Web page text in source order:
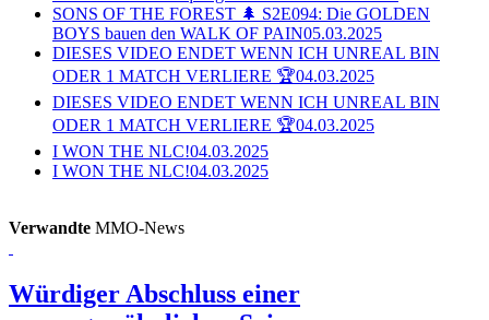
SONS OF THE FOREST 🌲 S2E094: Die GOLDEN
BOYS bauen den WALK OF PAIN05.03.2025
DIESES VIDEO ENDET WENN ICH UNREAL BIN
ODER 1 MATCH VERLIERE 🏆04.03.2025
DIESES VIDEO ENDET WENN ICH UNREAL BIN
ODER 1 MATCH VERLIERE 🏆04.03.2025
I WON THE NLC!04.03.2025
I WON THE NLC!04.03.2025
Verwandte MMO-News
Würdiger Abschluss einer